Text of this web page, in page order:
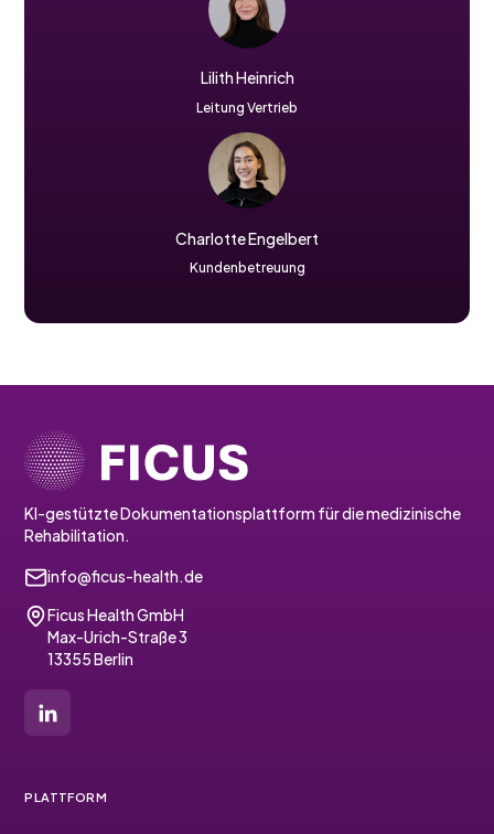
Lilith Heinrich
Leitung Vertrieb
Charlotte Engelbert
Kundenbetreuung
KI-gestützte Dokumentationsplattform für die medizinische
Rehabilitation.
info@ficus-health.de
Ficus Health GmbH
Max-Urich-Straße 3
13355 Berlin
PLATTFORM